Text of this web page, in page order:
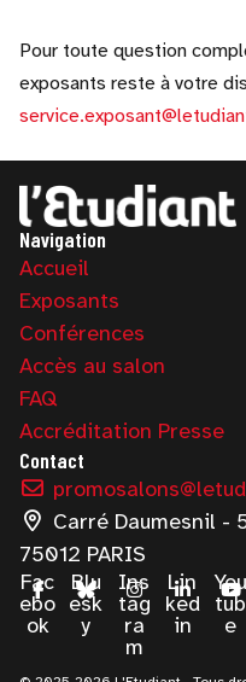
Pour toute question
exposants reste à votre
Navigation
Accueil
Exposants
Conférences
Accès au salon
FAQ
Accréditation Presse
Contact
Carré Daumesnil -
75012 PARIS
Fac
ebo
ok
Blu
esk
y
Ins
tag
ra
m
Lin
ked
in
You
tub
e